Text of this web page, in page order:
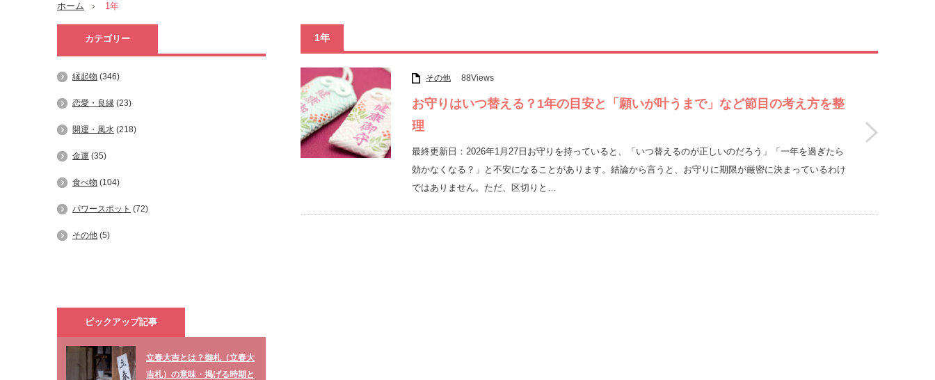
ホーム 1年
1年
その他 88Views
お守りはいつ替える？1年の目安と「願いが叶うまで」など節目の考え方を整
理
最終更新日：2026年1月27日お守りを持っていると、「いつ替えるのが正しいのだろう」「一年を過ぎたら
効かなくなる？」と不安になることがあります。結論から言うと、お守りに期限が厳密に決まっているわけ
ではありません。ただ、区切りと…
カテゴリー
縁起物 (346)
恋愛・良縁 (23)
開運・風水 (218)
金運 (35)
食べ物 (104)
パワースポット (72)
その他 (5)
ピックアップ記事
立春大吉とは？御札（立春大
吉札）の意味・掲げる時期と